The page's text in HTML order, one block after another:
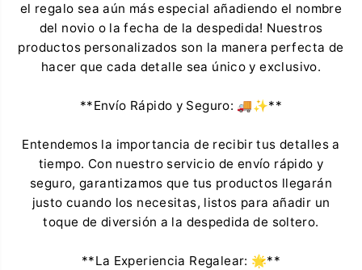
el regalo sea aún más especial añadiendo el nombre
del novio o la fecha de la despedida! Nuestros
productos personalizados son la manera perfecta de
hacer que cada detalle sea único y exclusivo.
**Envío Rápido y Seguro: 🚚✨**
Entendemos la importancia de recibir tus detalles a
tiempo. Con nuestro servicio de envío rápido y
seguro, garantizamos que tus productos llegarán
justo cuando los necesitas, listos para añadir un
toque de diversión a la despedida de soltero.
**La Experiencia Regalear: 🌟**